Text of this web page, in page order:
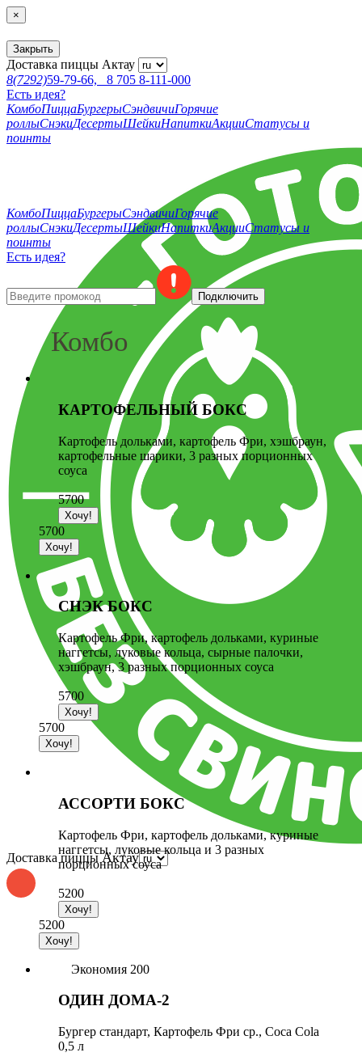
×
Закрыть
Доставка пиццы Актау
8(7292)59-79-66,
8 705 8-111-000
Есть идея?
КомбоПиццаБургерыСэндвичиГорячие
роллыСнэкиДесертыШейкиНапиткиАкцииСтатусы и
поинты
Доставка пиццы Актау
КомбоПиццаБургерыСэндвичиГорячие
роллыСнэкиДесертыШейкиНапиткиАкцииСтатусы и
поинты
Есть идея?
Подключить
Комбо
КАРТОФЕЛЬНЫЙ БОКС
Картофель дольками, картофель Фри, хэшбраун,
картофельные шарики, 3 разных порционных
соуса
5700
5700
СНЭК БОКС
Картофель Фри, картофель дольками, куриные
наггетсы, луковые кольца, сырные палочки,
хэшбраун, 3 разных порционных соуса
5700
5700
АССОРТИ БОКС
Картофель Фри, картофель дольками, куриные
наггетсы, луковые кольца и 3 разных
порционных соуса
5200
5200
Экономия 200
ОДИН ДОМА-2
Бургер стандарт, Картофель Фри ср., Coca Cola
0,5 л